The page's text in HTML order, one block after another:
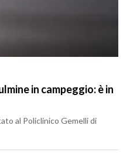
in campeggio: è in
al Policlinico Gemelli di